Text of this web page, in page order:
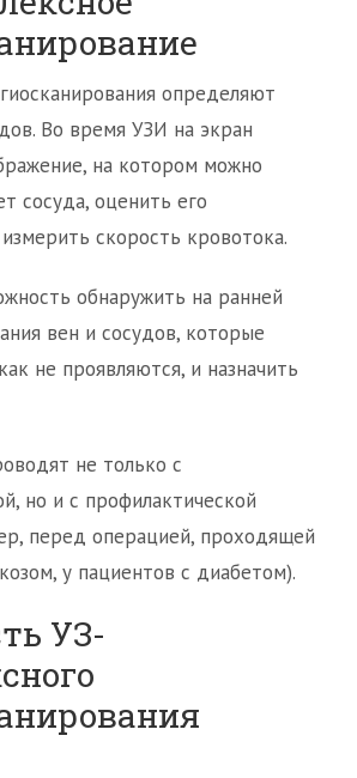
определяют
Во время УЗИ на экран
на котором можно
сосуда, оценить его
скорость кровотока.
обнаружить на ранней
вен и сосудов, которые
не проявляются, и назначить
не только с
но и с профилактической
перед операцией, проходящей
у пациентов с диабетом).
УЗ-